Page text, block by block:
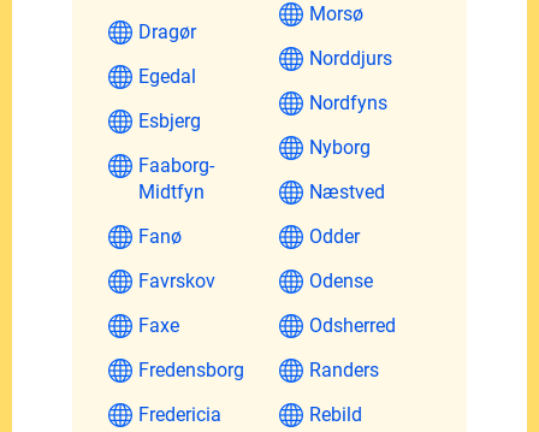
Dragør
Egedal
Esbjerg
Faaborg-
Midtfyn
Fanø
Favrskov
Faxe
Fredensborg
Fredericia
Morsø
Norddjurs
Nordfyns
Nyborg
Næstved
Odder
Odense
Odsherred
Randers
Rebild